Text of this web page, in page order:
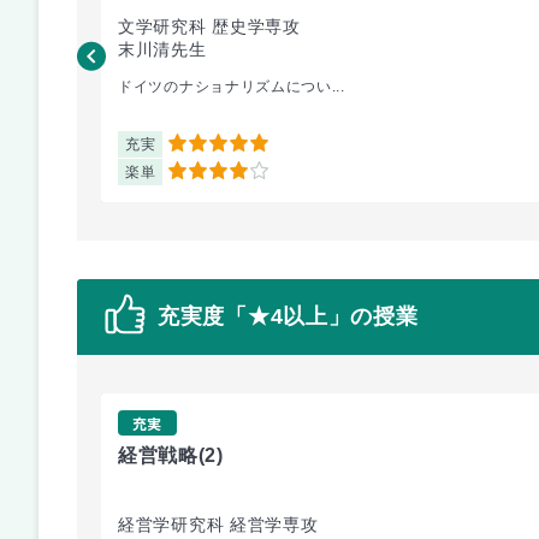
文学研究科 歴史学専攻
末川清先生
ドイツのナショナリズムについ...
充実 5
楽単 4
充実度「★4以上」の授業
充実
経営戦略(2)
経営学研究科 経営学専攻